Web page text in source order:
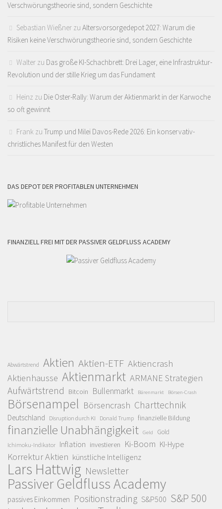
Verschwörungstheorie sind, sondern Geschichte
Sebastian Wießner zu Altersvorsorgedepot 2027: Warum die
Risiken keine Verschwörungstheorie sind, sondern Geschichte
Walter zu Das große KI-Schachbrett: Drei Lager, eine Infrastruktur-
Revolution und der stille Krieg um das Fundament
Heinz zu Die Oster-Rally: Warum der Aktienmarkt in der Karwoche
so oft gewinnt
Frank zu Trump und Milei Davos-Rede 2026: Ein konservativ-
christliches Manifest für den Westen
DAS DEPOT DER PROFITABLEN UNTERNEHMEN
FINANZIELL FREI MIT DER PASSIVER GELDFLUSS ACADEMY
Abwärtstrend Aktien Aktien-ETF Aktiencrash
Aktienhausse Aktienmarkt ARMANE Strategien
Aufwärtstrend Bitcoin Bullenmarkt Bärenmarkt Börsen-Crash
Börsenampel Börsencrash Charttechnik
Deutschland Disruption durch KI Donald Trump finanzielle Bildung
finanzielle Unabhängigkeit Geld Gold
Ichimoku-Indikator Inflation investieren Ki-Boom KI-Hype
Korrektur Aktien künstliche Intelligenz
Lars Hattwig Newsletter
Passiver Geldfluss Academy
passives Einkommen Positionstrading S&P500 S&P 500